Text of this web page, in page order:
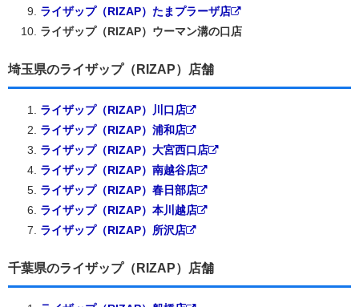
ライザップ（RIZAP）たまプラーザ店
ライザップ（RIZAP）ウーマン溝の口店
埼玉県のライザップ（RIZAP）店舗
ライザップ（RIZAP）川口店
ライザップ（RIZAP）浦和店
ライザップ（RIZAP）大宮西口店
ライザップ（RIZAP）南越谷店
ライザップ（RIZAP）春日部店
ライザップ（RIZAP）本川越店
ライザップ（RIZAP）所沢店
千葉県のライザップ（RIZAP）店舗